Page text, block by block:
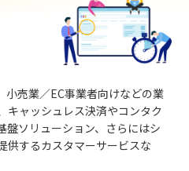
小売業／EC事業者向けなどの業
キャッシュレス決済やコンタク
盤ソリューション、さらにはシ
供するカスタマーサービスな